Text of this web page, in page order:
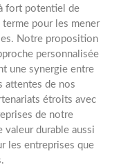
fort potentiel de
pour les mener
Notre proposition
personnalisée
une synergie entre
attentes de nos
étroits avec
de notre
valeur durable aussi
les entreprises que